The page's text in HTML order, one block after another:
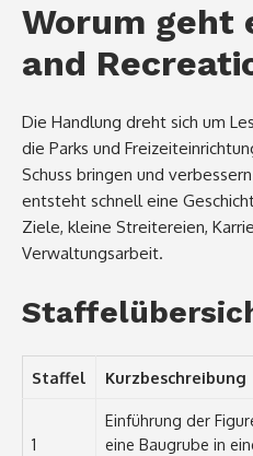
Worum geht
and
Die Handlung dreht sich um
die Parks und
Schuss bringen und
entsteht schnell eine
Ziele, kleine Streitereien,
Verwaltungsarbeit.
Staffel Kurzbeschreibung
1
Einführung der
eine Baugrube in